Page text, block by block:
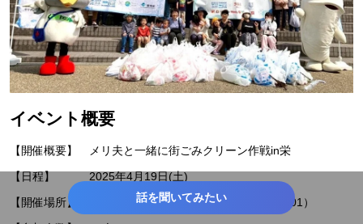
イベント概要
【開催概要】 メリ夫と一緒に街ごみクリーン作戦in栄
【日程】 2025年4月19日(土)
【開催場所】 矢場公園周辺（名古屋市中区栄3丁目2601）
話を聞いてみたい